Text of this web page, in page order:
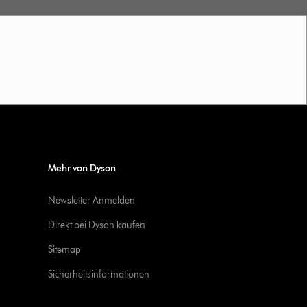
Mehr von Dyson
Newsletter Anmelden
Direkt bei Dyson kaufen
Sitemap
Sicherheitsinformationen